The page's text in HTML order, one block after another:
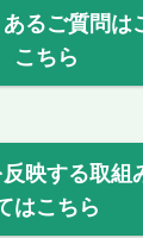
るご質問は
こちら
映する取組
はこちら